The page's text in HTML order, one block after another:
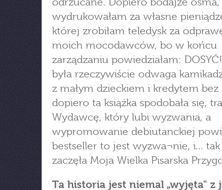
wydrukowałam za własne
której zrobiłam teledysk za
moich mocodawców, bo w końcu
zarządzaniu powiedziałam:
była rzeczywiście odwaga
z małym dzieckiem i kredytem bez
dopiero ta książka spodobała się,
Wydawcę, który lubi wyzwania, a
wypromowanie debiutanckiej
bestseller to jest wyzwa¬nie, i... tak
zaczęła Moja Wielka Pisarska
Ta historia jest niemal „wyjęta" z